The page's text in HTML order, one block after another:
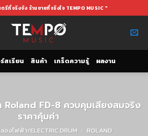
รีที่จริงจัง ร้านขายที่จริงใจ TEMPO MUSIC "
สเรียน สินค้า เกร็ดความรู้ ผลงาน
Roland FD-8 ควบคุมเสียงสมจริง
ราคาคุ้มค่า
องไฟฟ้า/ELECTRIC DRUM / ROLAND